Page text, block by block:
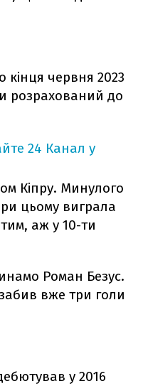
кінця червня 2023
розрахований до
24 Канал у
Кіпру. Минулого
цьому виграла
аж у 10-ти
Роман Безус.
вже три голи
у 2016